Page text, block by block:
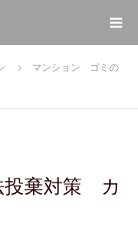
マンション ゴミの
棄対策 カ